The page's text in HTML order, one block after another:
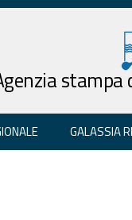
stampa
GALASSIA